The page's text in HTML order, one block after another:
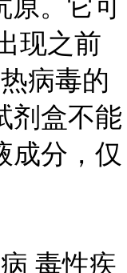
原。它可
现之前
病毒的
剂盒不能
成分，仅
毒性疾